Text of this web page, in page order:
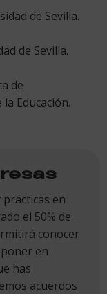
de Sevilla.
de Sevilla.
de
Educación.
prácticas en
el 50% de
conocer
en
has
acuerdos